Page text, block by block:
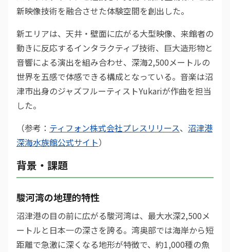
新映像技術を融合させた体験空間を創出した。
新エリアは、天井・壁面に広がる大型映像、来館者の
動きに反応するインタラクティブ技術、巨大造形物と
音響による演出を組み合わせ、深海2,500メートルの
世界を五感で体感できる構成となっている。音楽は沼
津市出身のジャズフルーティストYukariが作曲を担当
した。
（参考： ティフォン株式会社プレスリリース、 沼津港
深海水族館公式サイト）
背景・課題
駿河湾の地理的特性
沼津港の目の前に広がる駿河湾は、最大水深2,500メ
ートルと日本一の深さを誇る。湾奥部では海岸から短
距離で急激に深くなる地形が特徴で、約1,000種の魚